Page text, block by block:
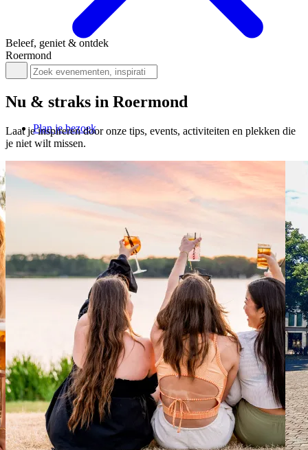
Plan je bezoek
Beleef, geniet & ontdek
Roermond
Nu & straks in Roermond
Laat je inspireren door onze tips, events, activiteiten en plekken die
je niet wilt missen.